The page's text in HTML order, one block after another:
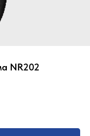
NR202